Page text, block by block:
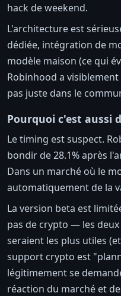
hack de weekend.
L'architecture est
dédiée, intégration de
modèle maison (ce qui
Robinhood a
pas juste dans le
Pourquoi c'est aussi
Le timing est suspect.
bondir de 28.1% après
Dans un marché où le
automatiquement de la
La version beta est
pas de crypto — les
seraient les plus utiles
support crypto est
légitimement se
réaction du marché et